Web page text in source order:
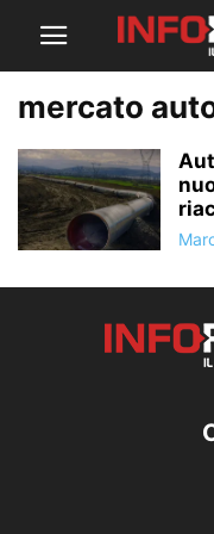
mercato